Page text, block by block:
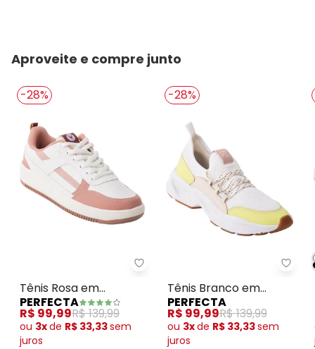
Aproveite e compre junto
-28%
Perfecta - Tênis Rosa em
Tênis Rosa em
Sintético
PERFECTA
R$ 99,99R$ 139,99
ou 3xde R$ 33,33sem
juros
-28%
Tênis Branco em
Tecido
PERFECTA
R$ 99,99R$ 139,99
ou 3xde R$ 33,33sem
juros